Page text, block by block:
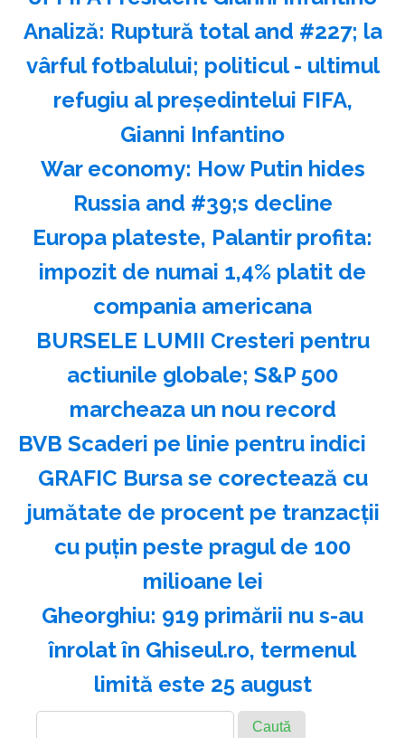
Analiză: Ruptură total and #227; la
vârful fotbalului; politicul - ultimul
refugiu al preşedintelui FIFA,
Gianni Infantino
War economy: How Putin hides
Russia and #39;s decline
Europa plateste, Palantir profita:
impozit de numai 1,4% platit de
compania americana
BURSELE LUMII Cresteri pentru
actiunile globale; S&P 500
marcheaza un nou record
BVB Scaderi pe linie pentru indici
GRAFIC Bursa se corectează cu
jumătate de procent pe tranzacții
cu puțin peste pragul de 100
milioane lei
Gheorghiu: 919 primării nu s-au
înrolat în Ghiseul.ro, termenul
limită este 25 august